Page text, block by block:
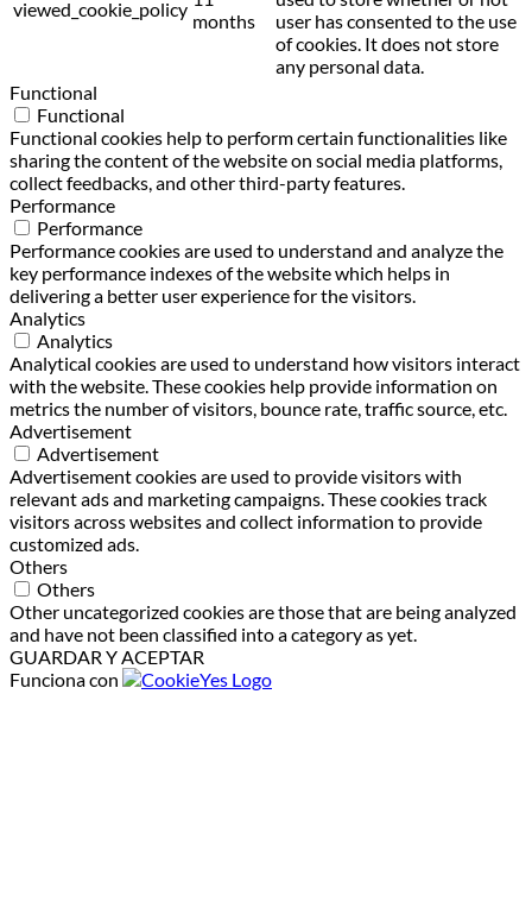
viewed_cookie_policy
months
user has consented to the use
of cookies. It does not store
any personal data.
Functional
Functional
Functional cookies help to perform certain functionalities like
sharing the content of the website on social media platforms,
collect feedbacks, and other third-party features.
Performance
Performance
Performance cookies are used to understand and analyze the
key performance indexes of the website which helps in
delivering a better user experience for the visitors.
Analytics
Analytics
Analytical cookies are used to understand how visitors interact
with the website. These cookies help provide information on
metrics the number of visitors, bounce rate, traffic source, etc.
Advertisement
Advertisement
Advertisement cookies are used to provide visitors with
relevant ads and marketing campaigns. These cookies track
visitors across websites and collect information to provide
customized ads.
Others
Others
Other uncategorized cookies are those that are being analyzed
and have not been classified into a category as yet.
GUARDAR Y ACEPTAR
Funciona con